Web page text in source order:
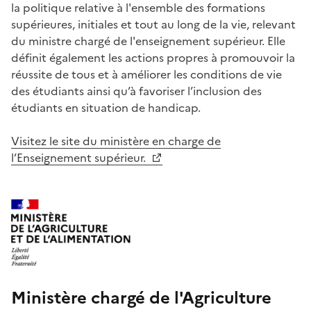
la politique relative à l'ensemble des formations
supérieures, initiales et tout au long de la vie, relevant
du ministre chargé de l'enseignement supérieur. Elle
définit également les actions propres à promouvoir la
réussite de tous et à améliorer les conditions de vie
des étudiants ainsi qu’à favoriser l’inclusion des
étudiants en situation de handicap.
Visitez le site du ministère en charge de
l’Enseignement supérieur.
Ministère chargé de l'Agriculture